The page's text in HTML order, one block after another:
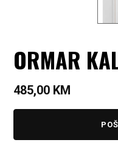
ORMAR
485,00 KM